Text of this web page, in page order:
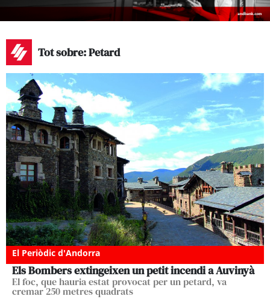
Tot sobre: Petard
El Periòdic d'Andorra
Els Bombers extingeixen un petit incendi a Auvinyà
El foc, que hauria estat provocat per un petard, va
cremar 250 metres quadrats